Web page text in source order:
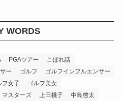
WORDS
PGAツアー
こぼれ話
ー ゴルフ
ゴルフインフルエンサー
フ女子
ゴルフ美女
マスターズ 上田桃子
中島啓太